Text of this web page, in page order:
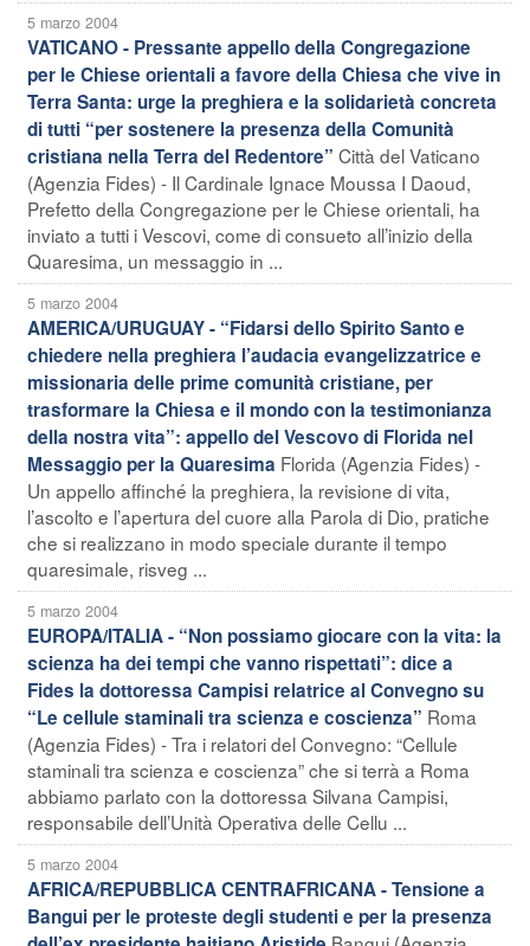
5 marzo 2004
VATICANO - Pressante appello della Congregazione
per le Chiese orientali a favore della Chiesa che vive in
Terra Santa: urge la preghiera e la solidarietà concreta
di tutti “per sostenere la presenza della Comunità
cristiana nella Terra del Redentore” Città del Vaticano
(Agenzia Fides) - Il Cardinale Ignace Moussa I Daoud,
Prefetto della Congregazione per le Chiese orientali, ha
inviato a tutti i Vescovi, come di consueto all’inizio della
Quaresima, un messaggio in ...
5 marzo 2004
AMERICA/URUGUAY - “Fidarsi dello Spirito Santo e
chiedere nella preghiera l’audacia evangelizzatrice e
missionaria delle prime comunità cristiane, per
trasformare la Chiesa e il mondo con la testimonianza
della nostra vita”: appello del Vescovo di Florida nel
Messaggio per la Quaresima Florida (Agenzia Fides) -
Un appello affinché la preghiera, la revisione di vita,
l’ascolto e l’apertura del cuore alla Parola di Dio, pratiche
che si realizzano in modo speciale durante il tempo
quaresimale, risveg ...
5 marzo 2004
EUROPA/ITALIA - “Non possiamo giocare con la vita: la
scienza ha dei tempi che vanno rispettati”: dice a
Fides la dottoressa Campisi relatrice al Convegno su
“Le cellule staminali tra scienza e coscienza” Roma
(Agenzia Fides) - Tra i relatori del Convegno: “Cellule
staminali tra scienza e coscienza” che si terrà a Roma
abbiamo parlato con la dottoressa Silvana Campisi,
responsabile dell’Unità Operativa delle Cellu ...
5 marzo 2004
AFRICA/REPUBBLICA CENTRAFRICANA - Tensione a
Bangui per le proteste degli studenti e per la presenza